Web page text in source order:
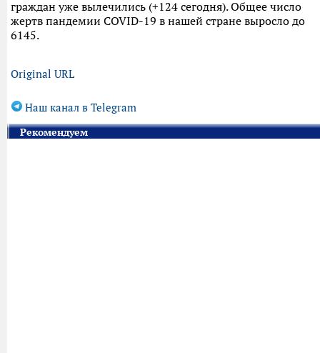
граждан уже вылечились (+124 сегодня). Общее число
жертв пандемии COVID-19 в нашей стране выросло до
6145.
Original URL
Наш канал в Telegram
Рекомендуем